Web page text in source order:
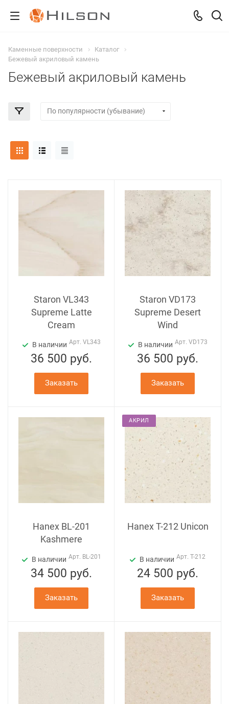
Каменные поверхности
Каталог
Бежевый акриловый камень
Бежевый акриловый камень
Staron VL343
Supreme Latte
Cream
В наличии Арт. VL343
36 500 руб.
Заказать
Staron VD173
Supreme Desert
Wind
В наличии Арт. VD173
36 500 руб.
Заказать
Hanex BL-201
Kashmere
В наличии Арт. BL-201
34 500 руб.
Заказать
АКРИЛ
Hanex T-212 Unicon
В наличии Арт. T-212
24 500 руб.
Заказать